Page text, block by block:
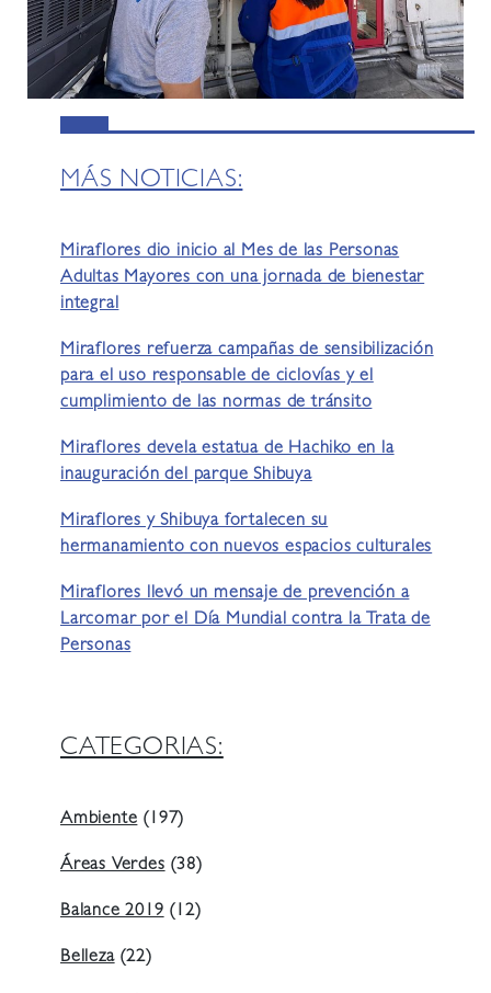
MÁS NOTICIAS:
Miraflores dio inicio al Mes de las Personas
Adultas Mayores con una jornada de bienestar
integral
Miraflores refuerza campañas de sensibilización
para el uso responsable de ciclovías y el
cumplimiento de las normas de tránsito
Miraflores devela estatua de Hachiko en la
inauguración del parque Shibuya
Miraflores y Shibuya fortalecen su
hermanamiento con nuevos espacios culturales
Miraflores llevó un mensaje de prevención a
Larcomar por el Día Mundial contra la Trata de
Personas
CATEGORIAS:
Ambiente (197)
Áreas Verdes (38)
Balance 2019 (12)
Belleza(22)